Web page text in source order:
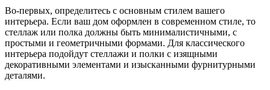
Во-первых, определитесь с основным стилем вашего
интерьера. Если ваш дом оформлен в современном стиле, то
стеллаж или полка должны быть минималистичными, с
простыми и геометричными формами. Для классического
интерьера подойдут стеллажи и полки с изящными
декоративными элементами и изысканными фурнитурными
деталями.